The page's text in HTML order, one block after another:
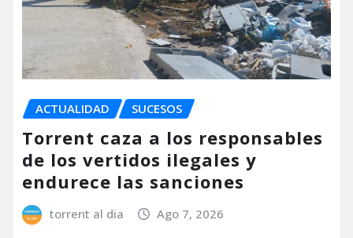
ACTUALIDAD SUCESOS
Torrent caza a los responsables
de los vertidos ilegales y
endurece las sanciones
torrent al dia Ago 7, 2026